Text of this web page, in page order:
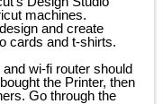
machines.
and create
cards and t-shirts.
wi-fi router should
the Printer, then
Go through the